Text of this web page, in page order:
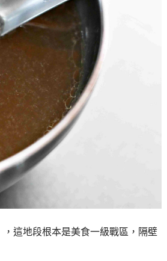
這地段根本是美食一級戰區，隔壁